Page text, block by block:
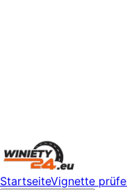
StartseiteVignette